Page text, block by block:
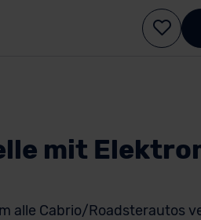
mit
alle Cabrio/Roadsterautos